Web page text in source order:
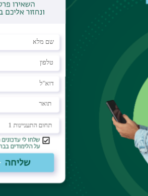
מפסיכותרפיה,
הנפש.
לחדר הטיפולים את
מובילה את
פרופ׳ אבי שגיא וד״ר